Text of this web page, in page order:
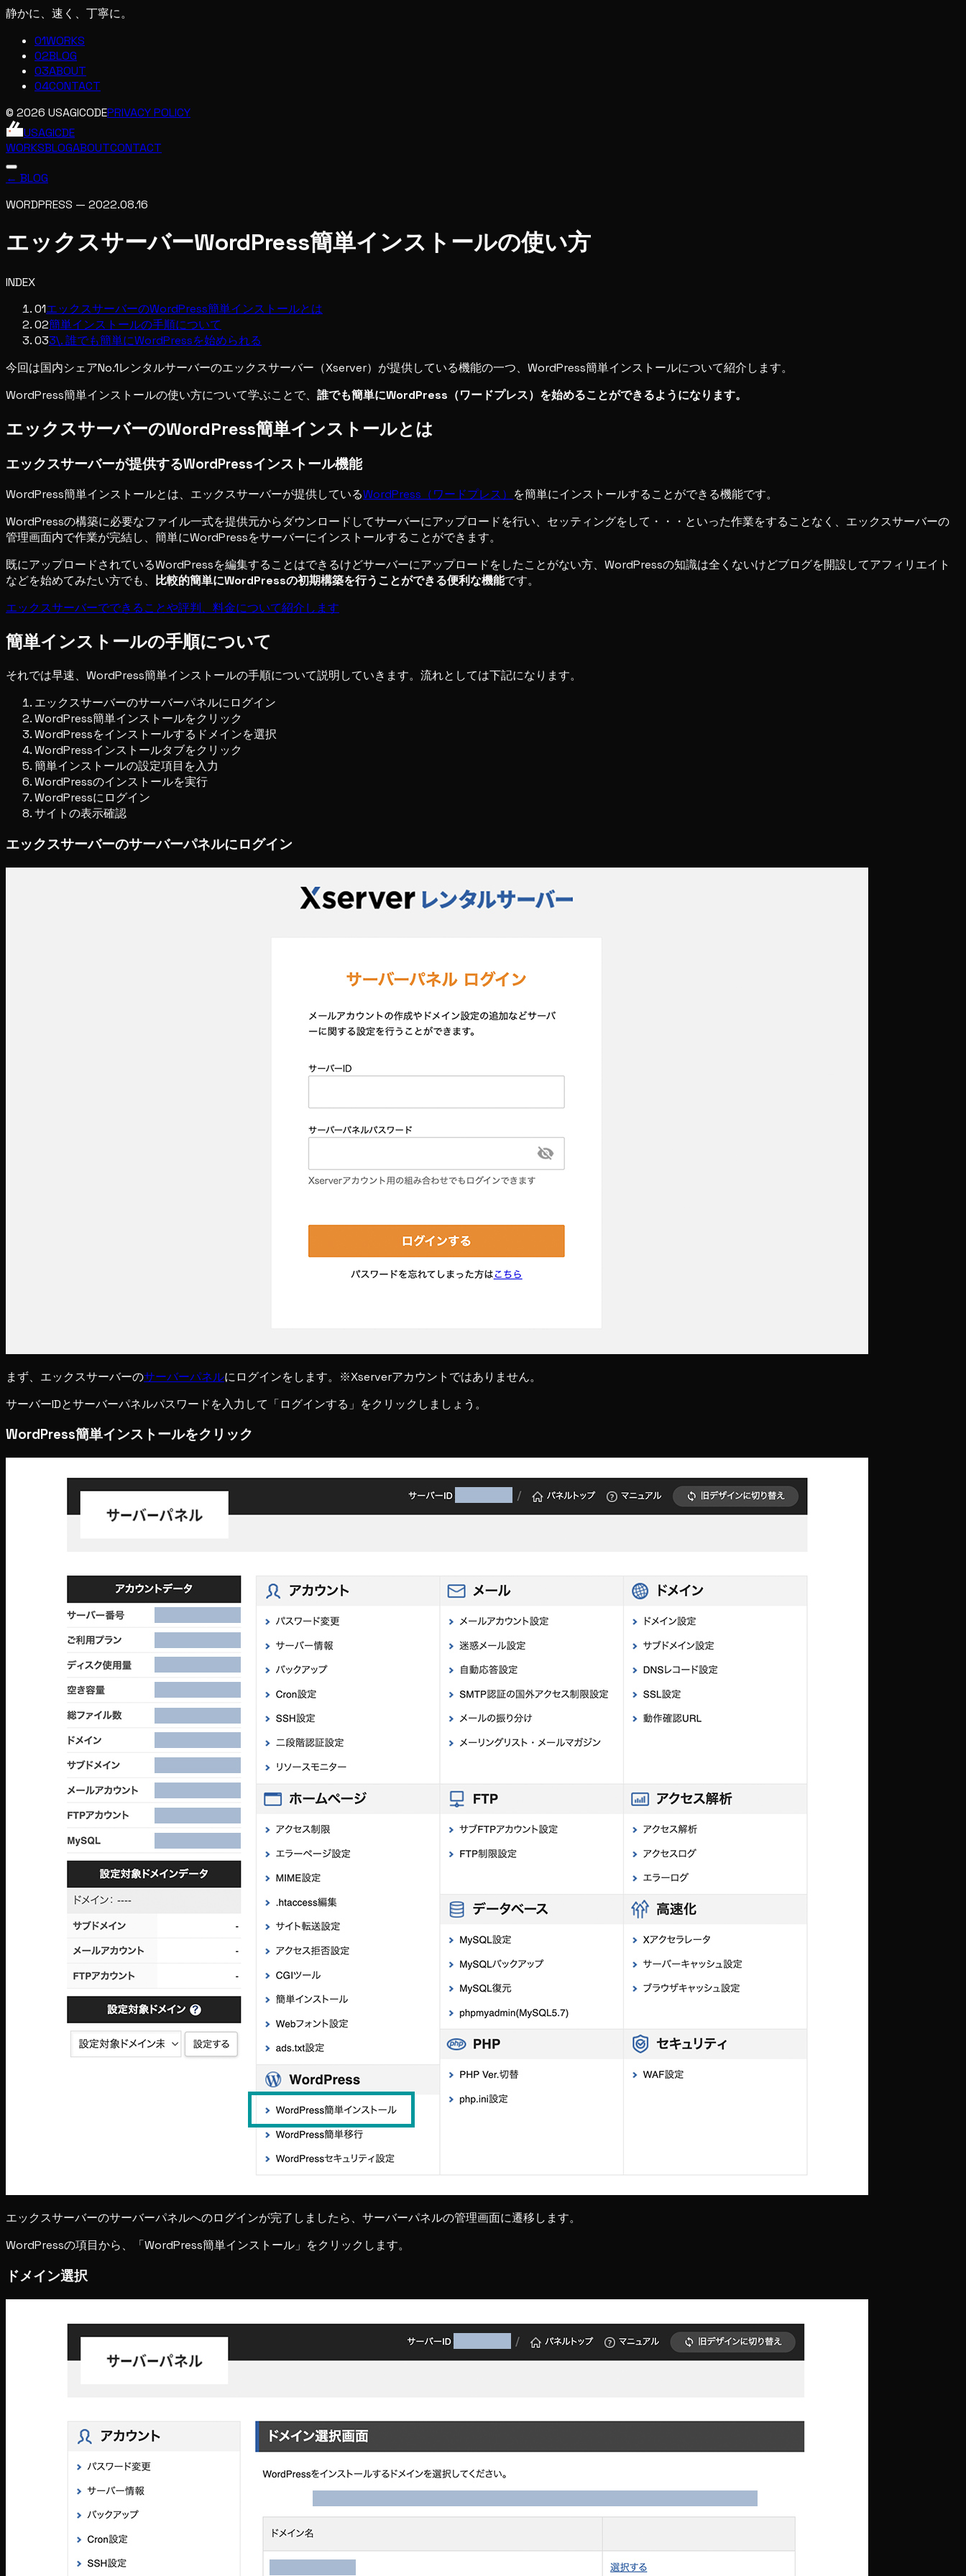
静かに、速く、丁寧に。
01WORKS
02BLOG
03ABOUT
04CONTACT
© 2026 USAGICODEPRIVACY POLICY
USAGICDE
WORKSBLOGABOUTCONTACT
← BLOG
WORDPRESS — 2022.08.16
エックスサーバーWordPress簡単インストールの使い方
INDEX
01エックスサーバーのWordPress簡単インストールとは
02簡単インストールの手順について
033\. 誰でも簡単にWordPressを始められる
今回は国内シェアNo.1レンタルサーバーのエックスサーバー（Xserver）が提供している機能の一つ、WordPress簡単インストールについて紹介します。
WordPress簡単インストールの使い方について学ぶことで、 誰でも簡単にWordPress（ワードプレス）を始めることができるようになります。
エックスサーバーのWordPress簡単インストールとは
エックスサーバーが提供するWordPressインストール機能
WordPress簡単インストールとは、エックスサーバーが提供しているWordPress（ワードプレス） を簡単にインストールすることができる機能です。
WordPressの構築に必要なファイル一式を提供元からダウンロードしてサーバーにアップロードを行い、セッティングをして・・・といった作業をすることなく、エックスサーバーの
管理画面内で作業が完結し、簡単にWordPressをサーバーにインストールすることができます。
既にアップロードされているWordPressを編集することはできるけどサーバーにアップロードをしたことがない方、WordPressの知識は全くないけどブログを開設してアフィリエイト
などを始めてみたい方でも、 比較的簡単にWordPressの初期構築を行うことができる便利な機能です。
エックスサーバーでできることや評判、料金について紹介します
簡単インストールの手順について
それでは早速、WordPress簡単インストールの手順について説明していきます。流れとしては下記になります。
エックスサーバーのサーバーパネルにログイン
WordPress簡単インストールをクリック
WordPressをインストールするドメインを選択
WordPressインストールタブをクリック
簡単インストールの設定項目を入力
WordPressのインストールを実行
WordPressにログイン
サイトの表示確認
エックスサーバーのサーバーパネルにログイン
まず、エックスサーバーのサーバーパネルにログインをします。※Xserverアカウントではありません。
サーバーIDとサーバーパネルパスワードを入力して「ログインする」をクリックしましょう。
WordPress簡単インストールをクリック
エックスサーバーのサーバーパネルへのログインが完了しましたら、サーバーパネルの管理画面に遷移します。
WordPressの項目から、「WordPress簡単インストール」をクリックします。
ドメイン選択